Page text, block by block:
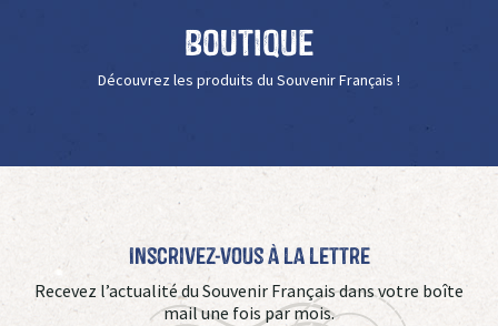
Boutique
Découvrez les produits du Souvenir Français !
Inscrivez-vous à La Lettre
Recevez l’actualité du Souvenir Français dans votre boîte
mail une fois par mois.